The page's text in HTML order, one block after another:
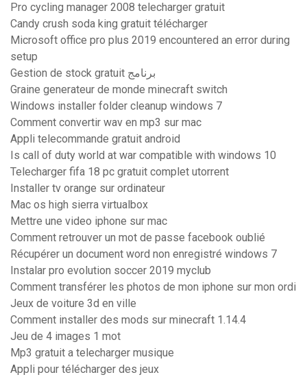
Pro cycling manager 2008 telecharger gratuit
Candy crush soda king gratuit télécharger
Microsoft office pro plus 2019 encountered an error during
setup
Gestion de stock gratuit برنامج
Graine generateur de monde minecraft switch
Windows installer folder cleanup windows 7
Comment convertir wav en mp3 sur mac
Appli telecommande gratuit android
Is call of duty world at war compatible with windows 10
Telecharger fifa 18 pc gratuit complet utorrent
Installer tv orange sur ordinateur
Mac os high sierra virtualbox
Mettre une video iphone sur mac
Comment retrouver un mot de passe facebook oublié
Récupérer un document word non enregistré windows 7
Instalar pro evolution soccer 2019 myclub
Comment transférer les photos de mon iphone sur mon ordi
Jeux de voiture 3d en ville
Comment installer des mods sur minecraft 1.14.4
Jeu de 4 images 1 mot
Mp3 gratuit a telecharger musique
Appli pour télécharger des jeux